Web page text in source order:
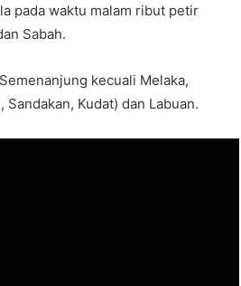
pada waktu malam ribut petir
Sabah.
kecuali Melaka,
Kudat) dan Labuan.